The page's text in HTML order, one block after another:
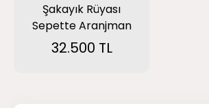
Şakayık Rüyası
Sepette Aranjman
32.500 TL